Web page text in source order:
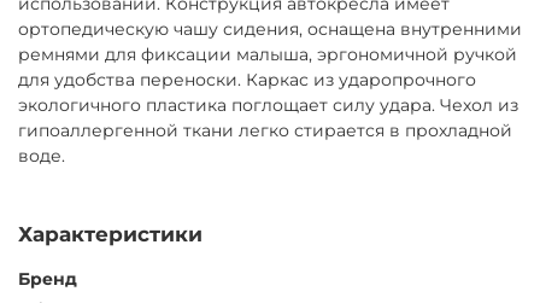
ортопедическую чашу сидения, оснащена внутренними
ремнями для фиксации малыша, эргономичной ручкой
для удобства переноски. Каркас из ударопрочного
экологичного пластика поглощает силу удара. Чехол из
гипоаллергенной ткани легко стирается в прохладной
воде.
Характеристики
Бренд